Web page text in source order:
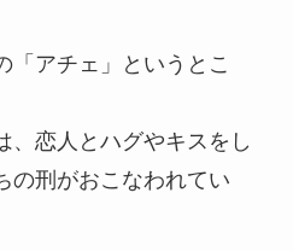
「アチェ」というとこ
、恋人とハグやキスをし
の刑がおこなわれてい